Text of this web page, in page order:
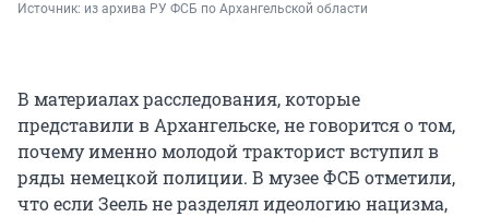
Источник: из архива РУ ФСБ по Архангельской области
В материалах расследования, которые
представили в Архангельске, не говорится о том,
почему именно молодой тракторист вступил в
ряды немецкой полиции. В музее ФСБ отметили,
что если Зеель не разделял идеологию нацизма,